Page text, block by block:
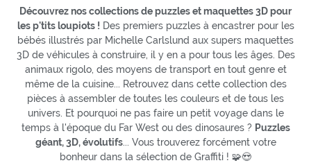
Découvrez nos collections de puzzles et maquettes 3D pour
les p'tits loupiots ! Des premiers puzzles à encastrer pour les
bébés illustrés par Michelle Carlslund aux supers maquettes
3D de véhicules à construire, il y en a pour tous les âges. Des
animaux rigolo, des moyens de transport en tout genre et
même de la cuisine... Retrouvez dans cette collection des
pièces à assembler de toutes les couleurs et de tous les
univers. Et pourquoi ne pas faire un petit voyage dans le
temps à l'époque du Far West ou des dinosaures ? Puzzles
géant, 3D, évolutifs... Vous trouverez forcément votre
bonheur dans la sélection de Graffiti ! 🧩😍